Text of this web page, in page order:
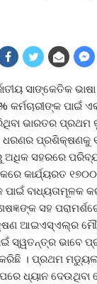
ସାଙ୍କେତିକ
ପାଇଁ
ଭାରତର
ଧରଣର ପ୍ରଶିକ୍ଷଣକୁ
ଅଧିକ ସହରରେ
କାର୍ଯ୍ୟରତ
ପାଇଁ ବାଧ୍ୟତାମୂଳକ
ସହ
ଆଇଏସ୍‌ଏଲ୍‌ର
ସ୍ୱତନ୍ତ୍ର ଭାବେ
। ପ୍ରଥମ
ଧ୍ୟାନ ଦେଉଥିବା